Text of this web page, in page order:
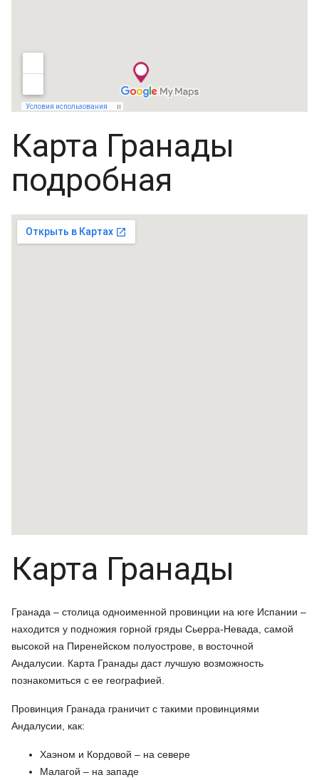
Карта Гранады
подробная
Карта Гранады
Гранада – столица одноименной провинции на юге Испании –
находится у подножия горной гряды Сьерра-Невада, самой
высокой на Пиренейском полуострове, в восточной
Андалусии. Карта Гранады даст лучшую возможность
познакомиться с ее географией.
Провинция Гранада граничит с такими провинциями
Андалусии, как:
Хаэном и Кордовой – на севере
Малагой – на западе